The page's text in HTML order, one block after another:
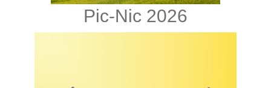
Pic-Nic 2026